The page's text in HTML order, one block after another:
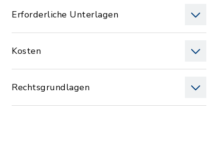
Erforderliche Unterlagen
Kosten
Rechtsgrundlagen